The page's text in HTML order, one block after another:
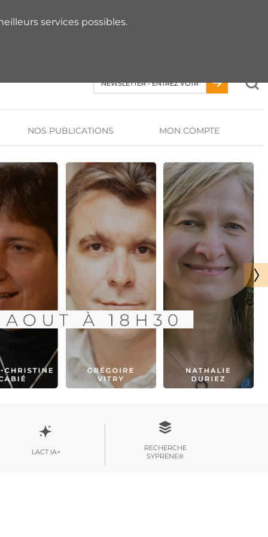
AVEC UN EXPERT
NOS PUBLICATIONS MON COMPTE
LACT IA+
RECHERCHE
SYPRENE®
services possibles.